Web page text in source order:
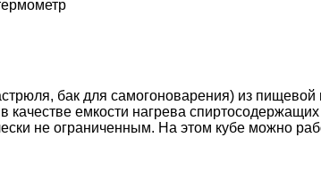
бак для самогоноварения) из
качестве емкости нагрева
не ограниченным. На этом кубе можно